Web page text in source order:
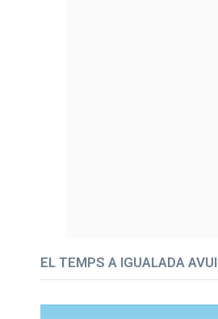
EL TEMPS A IGUALADA AVUI